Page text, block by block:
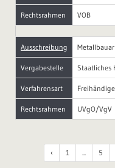
Rechtsrahmen VOB
Ausschreibung
Vergabestelle Staatliches
Verfahrensart
Rechtsrahmen UVgO/VgV
‹ 1 ... 5